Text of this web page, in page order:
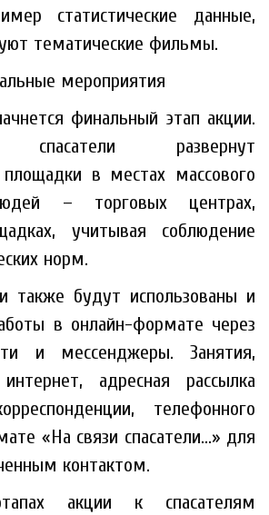
статистические данные,
тематические фильмы.
мероприятия
финальный этап акции.
спасатели развернут
площадки в местах массового
– торговых центрах,
учитывая соблюдение
норм.
также будут использованы и
в онлайн-формате через
и мессенджеры. Занятия,
адресная рассылка
телефонного
«На связи спасатели…» для
контактом.
акции к спасателям